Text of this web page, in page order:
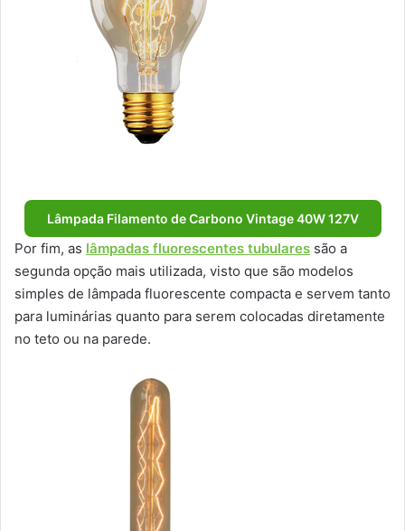
Lâmpada Filamento de Carbono Vintage 40W 127V
Por fim, as lâmpadas fluorescentes tubulares são a
segunda opção mais utilizada, visto que são modelos
simples de lâmpada fluorescente compacta e servem tanto
para luminárias quanto para serem colocadas diretamente
no teto ou na parede.